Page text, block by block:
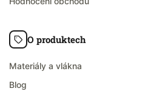
O produktech
Materiály a vlákna
Blog